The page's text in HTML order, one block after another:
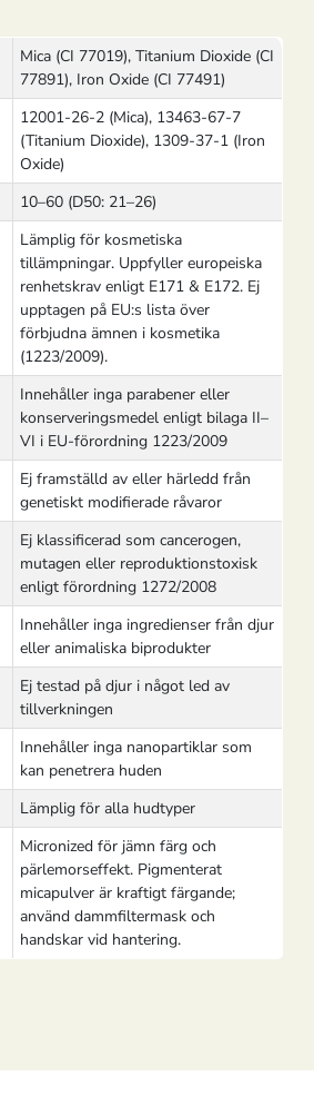
Mica (CI 77019), Titanium Dioxide (CI
77891), Iron Oxide (CI 77491)
12001-26-2 (Mica), 13463-67-7
(Titanium Dioxide), 1309-37-1 (Iron
Oxide)
10–60 (D50: 21–26)
Lämplig för kosmetiska
tillämpningar. Uppfyller europeiska
renhetskrav enligt E171 & E172. Ej
upptagen på EU:s lista över
förbjudna ämnen i kosmetika
(1223/2009).
Innehåller inga parabener eller
konserveringsmedel enligt bilaga II–
VI i EU-förordning 1223/2009
Ej framställd av eller härledd från
genetiskt modifierade råvaror
Ej klassificerad som cancerogen,
mutagen eller reproduktionstoxisk
enligt förordning 1272/2008
Innehåller inga ingredienser från djur
eller animaliska biprodukter
Ej testad på djur i något led av
tillverkningen
Innehåller inga nanopartiklar som
kan penetrera huden
Lämplig för alla hudtyper
Micronized för jämn färg och
pärlemorseffekt. Pigmenterat
micapulver är kraftigt färgande;
använd dammfiltermask och
handskar vid hantering.